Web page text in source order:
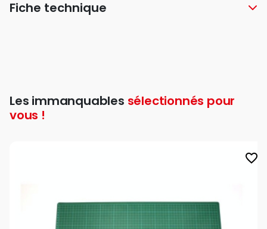
Fiche technique
Les immanquables sélectionnés pour
vous !
favorite_border